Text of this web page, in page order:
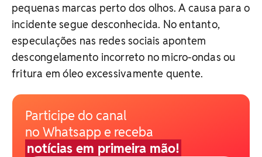
pequenas marcas perto dos olhos. A causa para o
incidente segue desconhecida. No entanto,
especulações nas redes sociais apontem
descongelamento incorreto no micro-ondas ou
fritura em óleo excessivamente quente.
Participe do canal
no Whatsapp e receba
notícias em primeira mão!